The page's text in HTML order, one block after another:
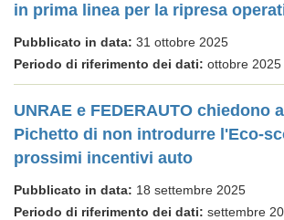
in prima linea per la ripresa
Pubblicato in data: 31 ottobre 2025
Periodo di riferimento dei dati: ottobre 2025
UNRAE e FEDERAUTO chiedono
Pichetto di non introdurre l'Eco-
prossimi incentivi auto
Pubblicato in data: 18 settembre 2025
Periodo di riferimento dei dati: settembre